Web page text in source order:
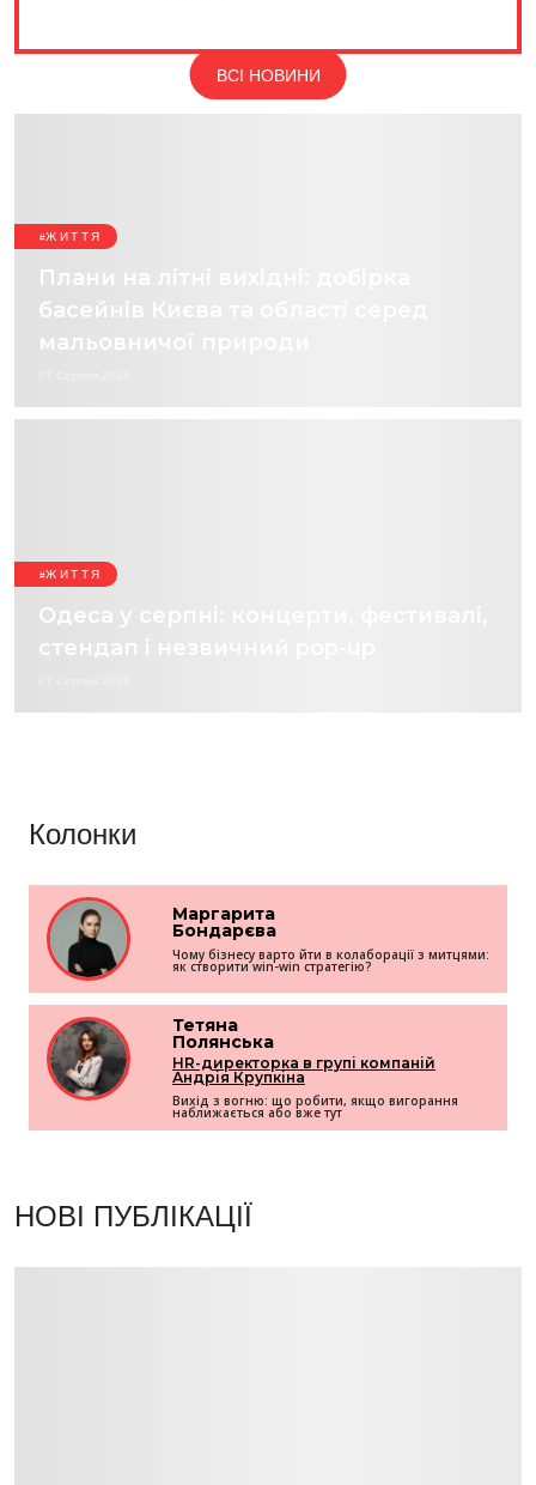
ВСІ НОВИНИ
ЖИТТЯ
Плани на літні вихідні: добірка
басейнів Києва та області серед
мальовничої природи
ЖИТТЯ
Одеса у серпні: концерти, фестивалі,
стендап і незвичний pop-up
Колонки
Маргарита
Бондарєва
Чому бізнесу варто йти в колаборації з митцями:
як створити win-win стратегію?
Тетяна
Полянська
HR-директорка в групі компаній
Андрія Крупкіна
Вихід з вогню: що робити, якщо вигорання
наближається або вже тут
НОВІ ПУБЛІКАЦІЇ